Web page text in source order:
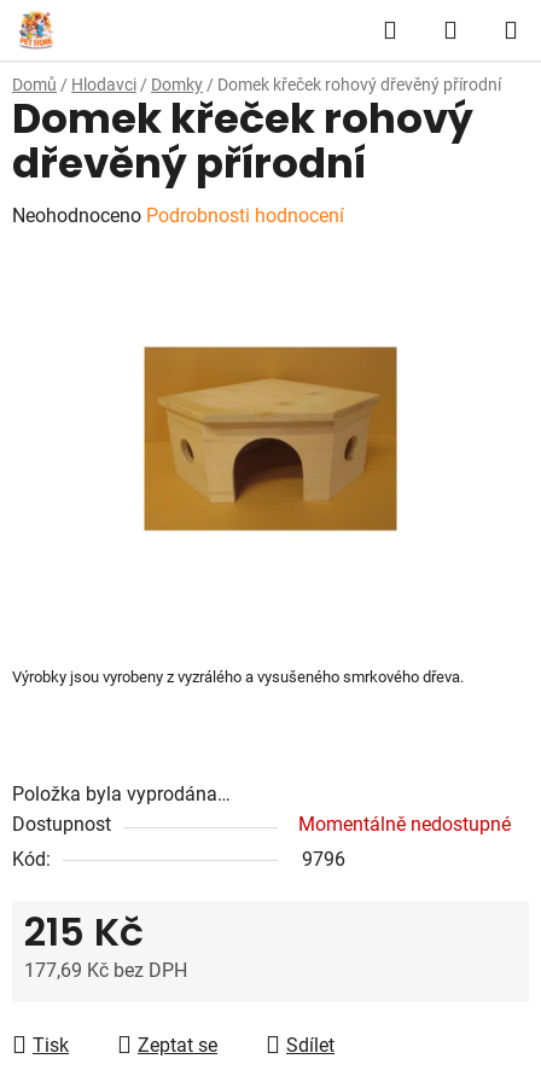
Přejít
na
obsah
Hledat
KOŠÍK
Domů / Hlodavci / Domky / Domek křeček rohový dřevěný přírodní
Výrobky jsou vyrobeny z vyzrálého a vysušeného smrkového dřeva.
Položka byla vyprodána…
Dostupnost
Momentálně nedostupné
Kód:
9796
215 Kč
177,69 Kč bez DPH
Tisk
Zeptat se Sdílet
Domek křeček rohový
dřevěný přírodní
Průměrné
Neohodnoceno Podrobnosti hodnocení